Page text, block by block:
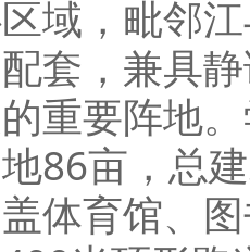
域，毗邻
套，兼具
重要阵地
86亩，总
体育馆、